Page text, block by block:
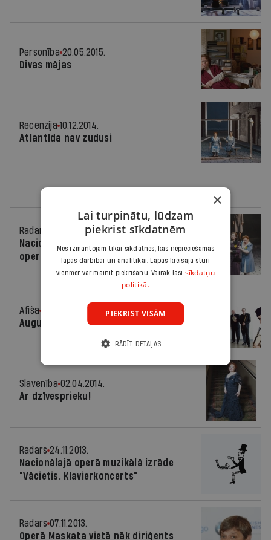
Personība 20.05.2015.
Divas mājas
Recenzija 10.12.2014.
Atlantīda nav zudusi
Radars
05.12.2014.
Nacionālajā operā Artura Maskata
operas "Valentīna" pirmizrāde
Afiša
Augusta skaņas
Slavenība 02.04.2014.
Ar dzīvesprieku!
Radars 24.11.2013.
Nacionālajā operā muzikālā izrāde
"Vācietis. Klavierkoncerts"
Radars 07.11.2013.
Operā Maskata vietā nāk diriģents
×
Lai turpinātu, lūdzam
piekrist sīkdatnēm
Mēs izmantojam tikai sīkdatnes, kas nepieciešamas
lapas darbībai un analītikai. Lapas kreisajā stūrī
vienmēr var mainīt piekrišanu. Vairāk lasi sīkdatņu
politikā.
PIEKRIST VISĀM
RĀDĪT DETAĻAS